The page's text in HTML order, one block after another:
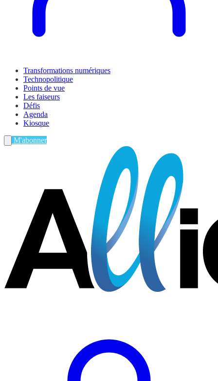
Transformations numériques
Technopolitique
Points de vue
Les faiseurs
Défis
Agenda
Kiosque
M'abonner